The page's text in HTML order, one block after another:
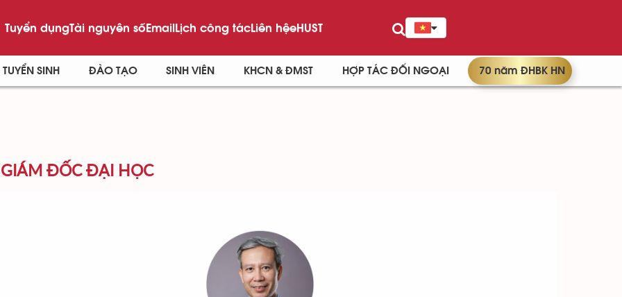
Tuyển dụngTài nguyên sốEmailLịch công tácLiên hệeHUST
TUYỂN SINH ĐÀO TẠO SINH VIÊN KHCN & ĐMST HỢP TÁC ĐỐI NGOẠI 70 năm ĐHBK HN
ĐỐC ĐẠI HỌC